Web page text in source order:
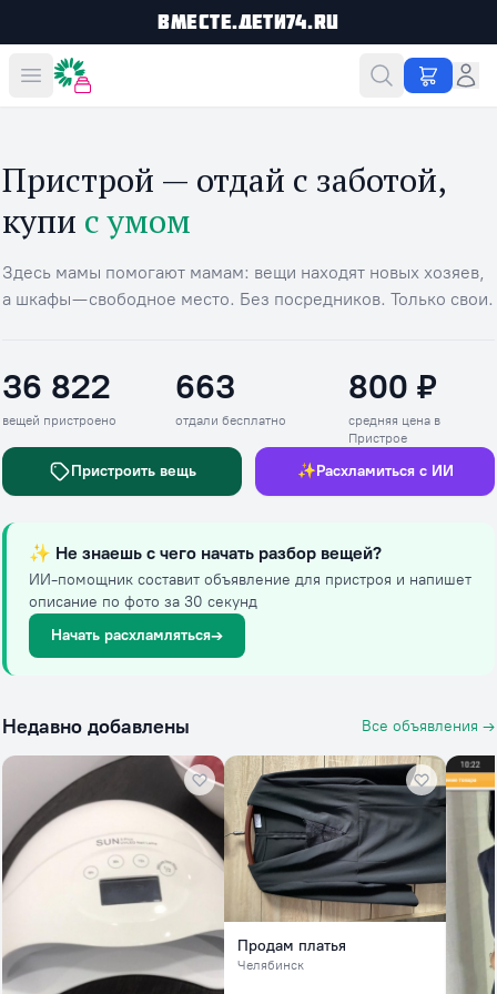
Вместе.Дети74.ru
Вместе дешевле
Пристрой — отдай с заботой,
купи с умом
Здесь мамы помогают мамам: вещи находят новых хозяев,
а шкафы — свободное место. Без посредников. Только свои.
Вещей пристроено
36 822
вещей пристроено
Отдали бесплатно
663
отдали бесплатно
Средняя цена в
800 ₽
средняя цена в
Пристрое
Пристроить вещь ✨Расхламиться с ИИ
✨ Не знаешь с чего начать разбор вещей?
ИИ-помощник составит объявление для пристроя и напишет
описание по фото за 30 секунд
Начать расхламляться→
Недавно добавлены Все объявления →
Продам платья
Челябинск